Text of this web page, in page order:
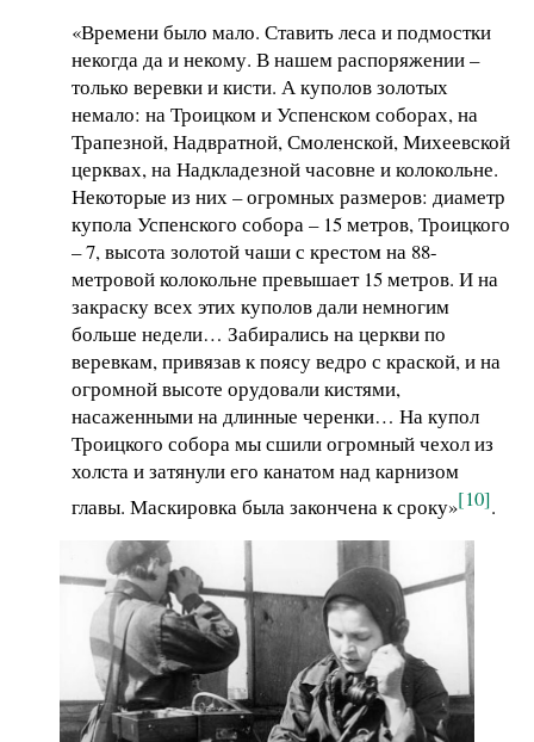
«Времени было мало. Ставить леса и подмостки
некогда да и некому. В нашем распоряжении –
только веревки и кисти. А куполов золотых
немало: на Троицком и Успенском соборах, на
Трапезной, Надвратной, Смоленской, Михеевской
церквах, на Надкладезной часовне и колокольне.
Некоторые из них – огромных размеров: диаметр
купола Успенского собора – 15 метров, Троицкого
– 7, высота золотой чаши с крестом на 88-
метровой колокольне превышает 15 метров. И на
закраску всех этих куполов дали немногим
больше недели… Забирались на церкви по
веревкам, привязав к поясу ведро с краской, и на
огромной высоте орудовали кистями,
насаженными на длинные черенки… На купол
Троицкого собора мы сшили огромный чехол из
холста и затянули его канатом над карнизом
главы. Маскировка была закончена к сроку»[10].